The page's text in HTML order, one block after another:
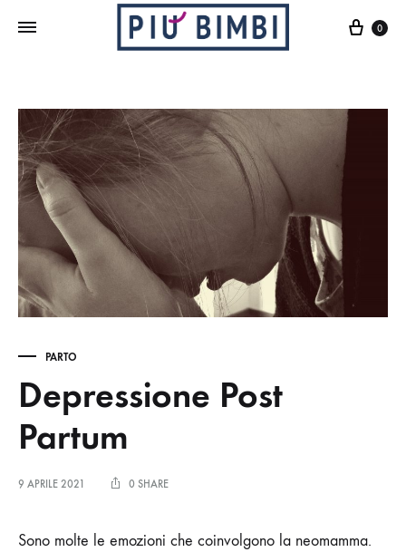
Cart
0
PARTO
Depressione Post
Partum
9 APRILE 2021 0 SHARE
Sono molte le emozioni che coinvolgono la neomamma.